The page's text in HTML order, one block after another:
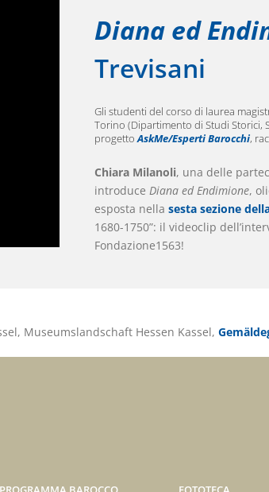
Diana ed
Trevisani
Gli studenti del corso di laurea
Torino (Dipartimento di Studi Storici,
progettoAskMe/Esperti Barocchi,
Chiara Milanoli, una delle
introduce Diana ed Endimione,
esposta nella sesta sezione
1680-1750”: il videoclip
Fondazione1563!
Museumslandschaft Hessen Kassel,